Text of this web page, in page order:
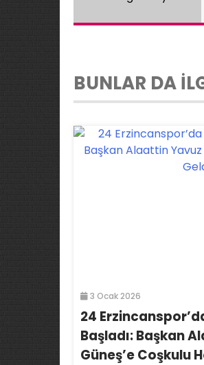
BUNLAR DA
3 Ocak 2026
24
Başladı: Başkan
Güneş’e Coşkulu